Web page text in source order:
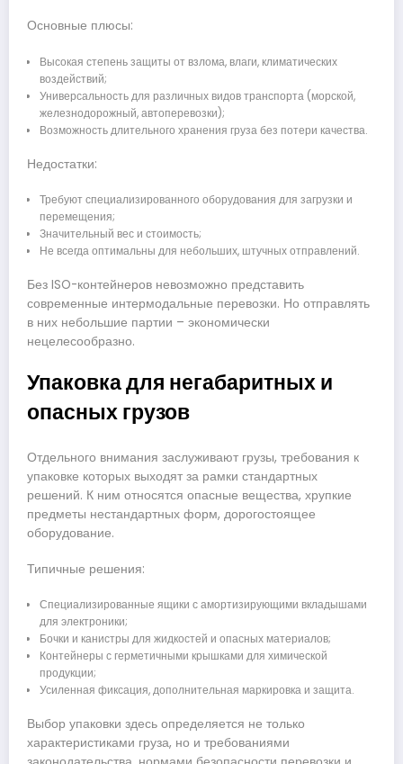
Основные плюсы:
Высокая степень защиты от взлома, влаги, климатических
воздействий;
Универсальность для различных видов транспорта (морской,
железнодорожный, автоперевозки);
Возможность длительного хранения груза без потери качества.
Недостатки:
Требуют специализированного оборудования для загрузки и
перемещения;
Значительный вес и стоимость;
Не всегда оптимальны для небольших, штучных отправлений.
Без ISO-контейнеров невозможно представить
современные интермодальные перевозки. Но отправлять
в них небольшие партии – экономически
нецелесообразно.
Упаковка для негабаритных и
опасных грузов
Отдельного внимания заслуживают грузы, требования к
упаковке которых выходят за рамки стандартных
решений. К ним относятся опасные вещества, хрупкие
предметы нестандартных форм, дорогостоящее
оборудование.
Типичные решения:
Специализированные ящики с амортизирующими вкладышами
для электроники;
Бочки и канистры для жидкостей и опасных материалов;
Контейнеры с герметичными крышками для химической
продукции;
Усиленная фиксация, дополнительная маркировка и защита.
Выбор упаковки здесь определяется не только
характеристиками груза, но и требованиями